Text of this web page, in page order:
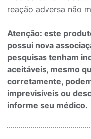
reação adversa não
Atenção: este
possui nova
pesquisas tenham
aceitáveis, mesmo
corretamente,
imprevisíveis ou
informe seu médico.